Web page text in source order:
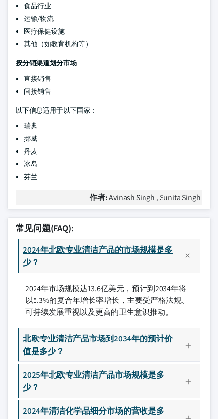
食品行业
运输/物流
医疗保健设施
其他（如教育机构等）
按分销渠道划分市场
直接销售
间接销售
以下信息适用于以下国家：
瑞典
挪威
丹麦
冰岛
芬兰
作者:Avinash Singh , Sunita Singh
常见问题(FAQ):
2024年北欧专业清洁产品的市场规模是多
少？
2024年市场规模达13.6亿美元，预计到2034年将
以5.3%的复合年增长率增长，主要受严格法规、
可持续发展重视以及更高的卫生意识推动。
北欧专业清洁产品市场到2034年的预计价
值是多少？
2025年北欧专业清洁产品市场规模是多
少？
2024年清洁化学品细分市场的营收是多